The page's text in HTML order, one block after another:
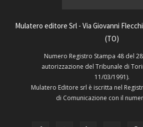
Mulatero editore Srl - Via Giovanni
(TO)
Numero Registro Stampa 48 del
autorizzazione del Tribunale di
11/03/1991).
Mulatero Editore srl è iscritta nel
di Comunicazione con il